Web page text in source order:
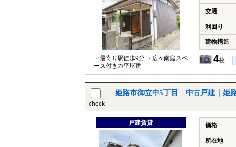
・最寄り駅徒歩9分 ・広々南庭スペ
ース付きの平屋建
交通
利回り
建物構造
4枚
check
姫路市御立中5丁目 中古戸建｜姫
戸建賃貸 価格
所在地